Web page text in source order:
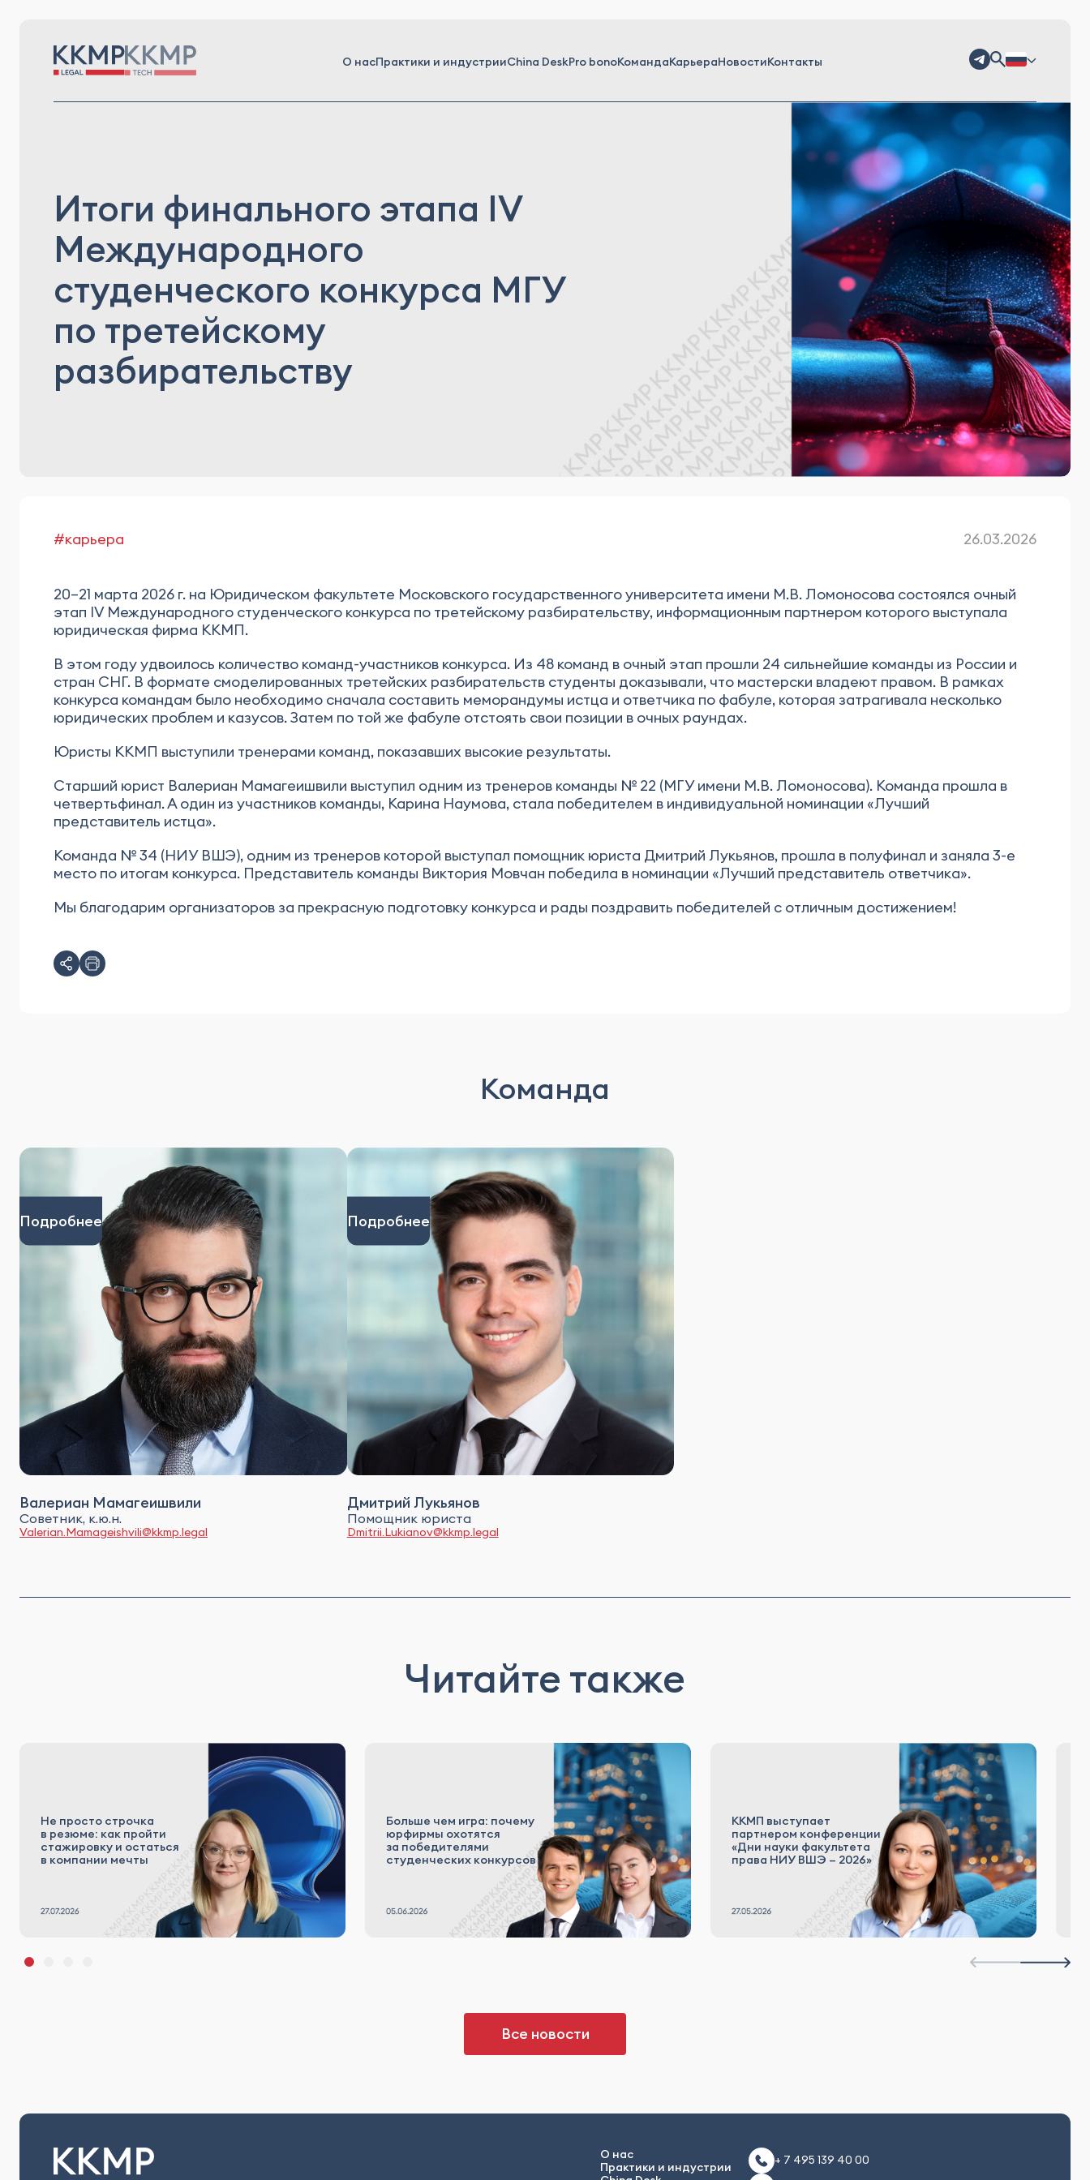
О насПрактики и индустрииChina DeskPro bonoКомандаКарьераНовостиКонтакты
Итоги финального этапа IV
Международного
студенческого конкурса МГУ
по третейскому
разбирательству
#карьера 26.03.2026
20–21 марта 2026 г. на Юридическом факультете Московского государственного университета имени М.В. Ломоносова состоялся очный
этап IV Международного студенческого конкурса по третейскому разбирательству, информационным партнером которого выступала
юридическая фирма ККМП.
В этом году удвоилось количество команд-участников конкурса. Из 48 команд в очный этап прошли 24 сильнейшие команды из России и
стран СНГ. В формате смоделированных третейских разбирательств студенты доказывали, что мастерски владеют правом. В рамках
конкурса командам было необходимо сначала составить меморандумы истца и ответчика по фабуле, которая затрагивала несколько
юридических проблем и казусов. Затем по той же фабуле отстоять свои позиции в очных раундах.
Юристы ККМП выступили тренерами команд, показавших высокие результаты.
Старший юрист Валериан Мамагеишвили выступил одним из тренеров команды № 22 (МГУ имени М.В. Ломоносова). Команда прошла в
четвертьфинал. А один из участников команды, Карина Наумова, стала победителем в индивидуальной номинации «Лучший
представитель истца».
Команда № 34 (НИУ ВШЭ), одним из тренеров которой выступал помощник юриста Дмитрий Лукьянов, прошла в полуфинал и заняла 3-е
место по итогам конкурса. Представитель команды Виктория Мовчан победила в номинации «Лучший представитель ответчика».
Мы благодарим организаторов за прекрасную подготовку конкурса и рады поздравить победителей с отличным достижением!
Команда
Подробнее
Валериан Мамагеишвили
Советник, к.ю.н.
Valerian.Mamageishvili@kkmp.legal
Подробнее
Дмитрий Лукьянов
Помощник юриста
Dmitrii.Lukianov@kkmp.legal
Читайте также
Не просто строчка
в резюме: как пройти
стажировку и остаться
в компании мечты
Больше чем игра: почему
юрфирмы охотятся
за победителями
студенческих конкурсов
ККМП выступает
партнером конференции
«Дни науки факультета
права НИУ ВШЭ – 2026»
Все новости
О нас
Практики и индустрии
+ 7 495 139 40 00